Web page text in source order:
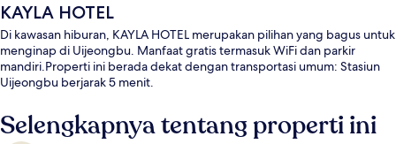
KAYLA HOTEL
Di kawasan hiburan, KAYLA HOTEL merupakan pilihan yang bagus untuk
menginap di Uijeongbu. Manfaat gratis termasuk WiFi dan parkir
mandiri.Properti ini berada dekat dengan transportasi umum: Stasiun
Uijeongbu berjarak 5 menit.
Selengkapnya tentang properti ini